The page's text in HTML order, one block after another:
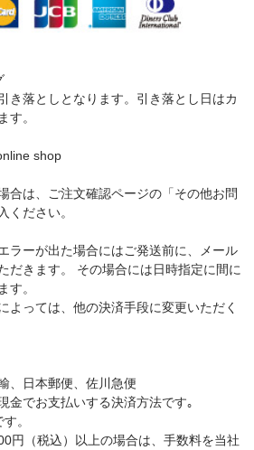
き落としとなります。引き落とし日はカ
す。
shop
合は、ご注文確認ページの「その他お問
ください。
ラーが出た場合にはご発送前に、メール
だきます。 その場合には日時指定に間に
す。
よっては、他の決済手段に変更いただく
、日本郵便、佐川急便
金でお支払いする決済方法です｡
。
円（税込）以上の場合は、手数料を当社